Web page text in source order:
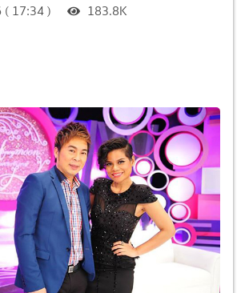
17:34 ) 183.8K